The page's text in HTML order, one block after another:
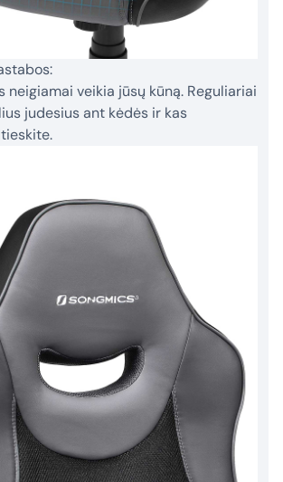
neigiamai veikia jūsų kūną. Reguliariai
judesius ant kėdės ir kas